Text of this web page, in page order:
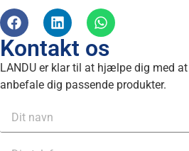
Kontakt os
LANDU er klar til at hjælpe dig med
anbefale dig passende produkter.